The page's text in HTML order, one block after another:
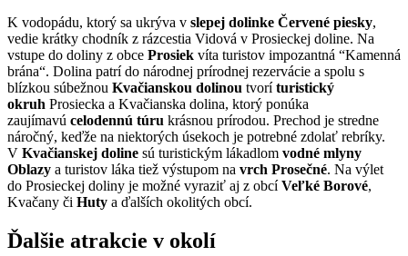
K vodopádu, ktorý sa ukrýva v slepej dolinke Červené piesky,
vedie krátky chodník z rázcestia Vidová v Prosieckej doline. Na
vstupe do doliny z obce Prosiek víta turistov impozantná “Kamenná
brána“. Dolina patrí do národnej prírodnej rezervácie a spolu s
blízkou súbežnou Kvačianskou dolinou tvoríturistický
okruh Prosiecka a Kvačianska dolina, ktorý ponúka
zaujímavú celodennú túru krásnou prírodou. Prechod je stredne
náročný, keďže na niektorých úsekoch je potrebné zdolať rebríky.
V Kvačianskej doline sú turistickým lákadlom vodné mlyny
Oblazy a turistov láka tiež výstupom na vrch Prosečné. Na výlet
do Prosieckej doliny je možné vyraziť aj z obcíVeľké Borové,
Kvačany či Huty a ďalších okolitých obcí.
Ďalšie atrakcie v okolí